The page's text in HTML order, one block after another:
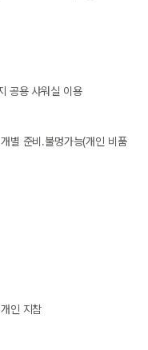
공용 샤워실 이용
별 준비.불멍가능(개인 비품
인 지참